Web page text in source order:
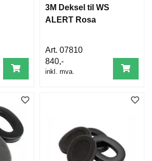
3M Deksel til WS
ALERT Rosa
07810
840,-
inkl. mva.